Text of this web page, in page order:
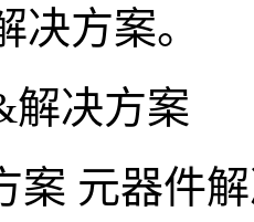
决方案。
解决方案
案 元器件